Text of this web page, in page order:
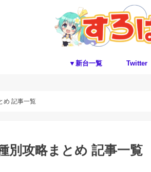
▼新台一覧 Twitter
め 記事一覧
別攻略まとめ 記事一覧